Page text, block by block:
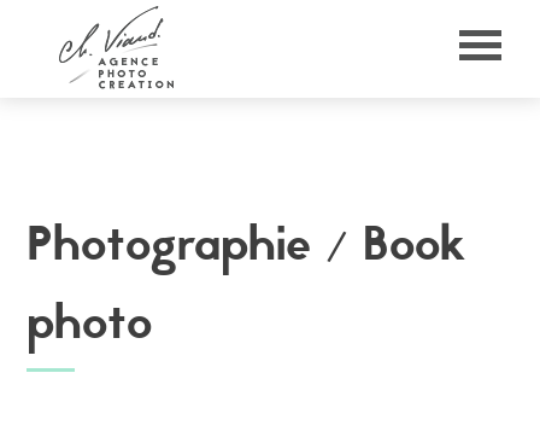
Photographie / Book
photo